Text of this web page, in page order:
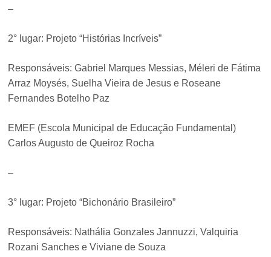
–
2° lugar: Projeto “Histórias Incríveis”
Responsáveis: Gabriel Marques Messias, Méleri de Fátima
Arraz Moysés, Suelha Vieira de Jesus e Roseane
Fernandes Botelho Paz
EMEF (Escola Municipal de Educação Fundamental)
Carlos Augusto de Queiroz Rocha
–
3° lugar: Projeto “Bichonário Brasileiro”
Responsáveis: Nathália Gonzales Jannuzzi, Valquiria
Rozani Sanches e Viviane de Souza